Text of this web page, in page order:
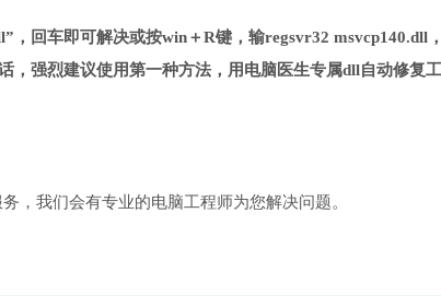
回车即可解决或按win＋R键，输regsvr32 msvcp140.dll
，强烈建议使用第一种方法，用电脑医生专属dll自动修复工
，我们会有专业的电脑工程师为您解决问题。